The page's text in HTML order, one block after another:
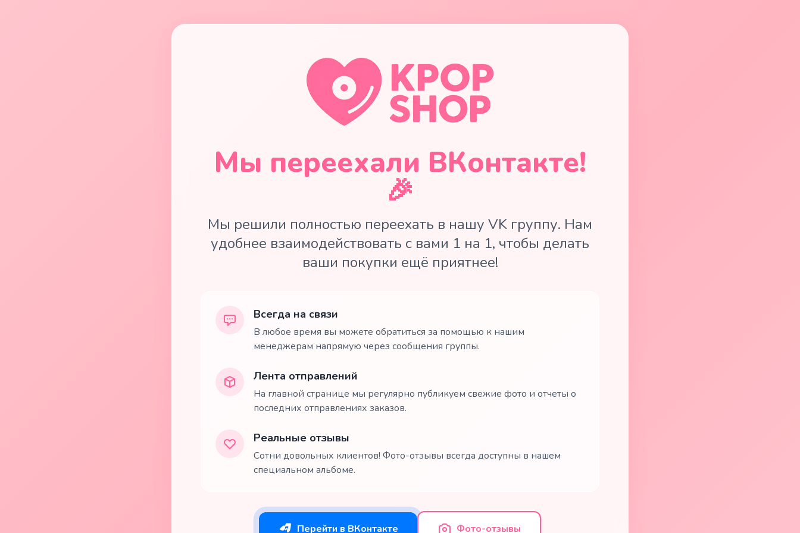
Мы переехали ВКонтакте!
🎉
Мы решили полностью переехать в нашу VK группу. Нам
удобнее взаимодействовать с вами 1 на 1, чтобы делать
ваши покупки ещё приятнее!
Всегда на связи
В любое время вы можете обратиться за помощью к нашим
менеджерам напрямую через сообщения группы.
Лента отправлений
На главной странице мы регулярно публикуем свежие фото и отчеты о
последних отправлениях заказов.
Реальные отзывы
Сотни довольных клиентов! Фото-отзывы всегда доступны в нашем
специальном альбоме.
Перейти в ВКонтакте Фото-отзывы